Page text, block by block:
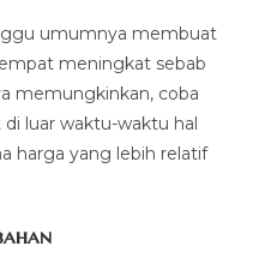
umumnya membuat
meningkat sebab
memungkinkan, coba
luar waktu-waktu hal
harga yang lebih relatif